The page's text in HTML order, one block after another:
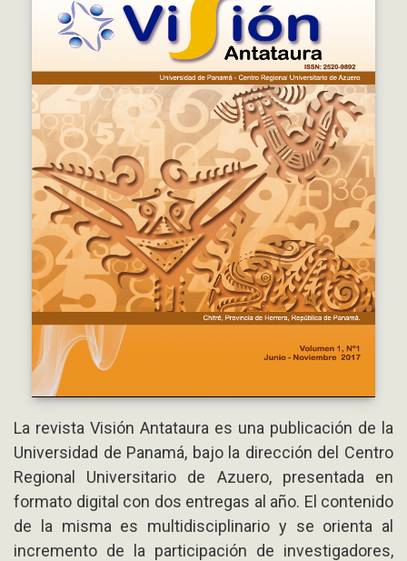
La revista Visión Antataura es una publicación de la
Universidad de Panamá, bajo la dirección del Centro
Regional Universitario de Azuero, presentada en
formato digital con dos entregas al año. El contenido
de la misma es multidisciplinario y se orienta al
incremento de la participación de investigadores,